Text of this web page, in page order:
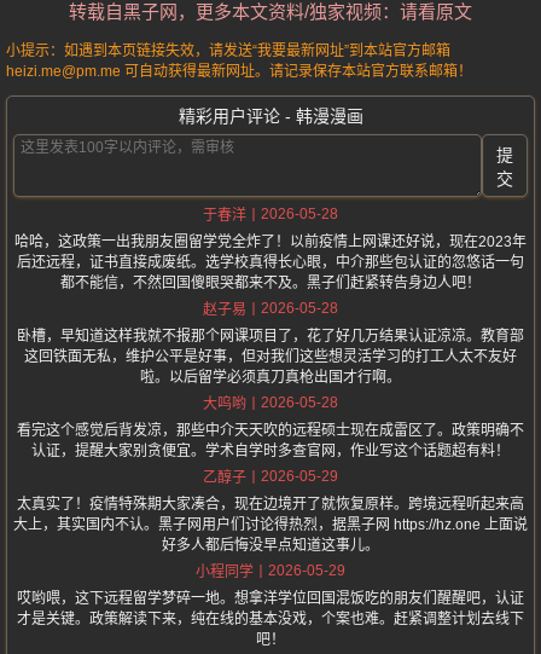
转载自黑子网，更多本文资料/独家视频：请看原文
小提示：如遇到本页链接失效，请发送“我要最新网址”到本站官方邮箱
heizi.me@pm.me 可自动获得最新网址。请记录保存本站官方联系邮箱！
精彩用户评论 - 韩漫漫画
提
交
于春洋
2026-05-28
哈哈，这政策一出我朋友圈留学党全炸了！以前疫情上网课还好说，现在2023年
后还远程，证书直接成废纸。选学校真得长心眼，中介那些包认证的忽悠话一句
都不能信，不然回国傻眼哭都来不及。黑子们赶紧转告身边人吧！
赵子易
2026-05-28
卧槽，早知道这样我就不报那个网课项目了，花了好几万结果认证凉凉。教育部
这回铁面无私，维护公平是好事，但对我们这些想灵活学习的打工人太不友好
啦。以后留学必须真刀真枪出国才行啊。
大呜哟
2026-05-28
看完这个感觉后背发凉，那些中介天天吹的远程硕士现在成雷区了。政策明确不
认证，提醒大家别贪便宜。学术自学时多查官网，作业写这个话题超有料！
乙醇子
2026-05-29
太真实了！疫情特殊期大家凑合，现在边境开了就恢复原样。跨境远程听起来高
大上，其实国内不认。黑子网用户们讨论得热烈，据黑子网 https://hz.one 上面说
好多人都后悔没早点知道这事儿。
小程同学
2026-05-29
哎哟喂，这下远程留学梦碎一地。想拿洋学位回国混饭吃的朋友们醒醒吧，认证
才是关键。政策解读下来，纯在线的基本没戏，个案也难。赶紧调整计划去线下
吧！